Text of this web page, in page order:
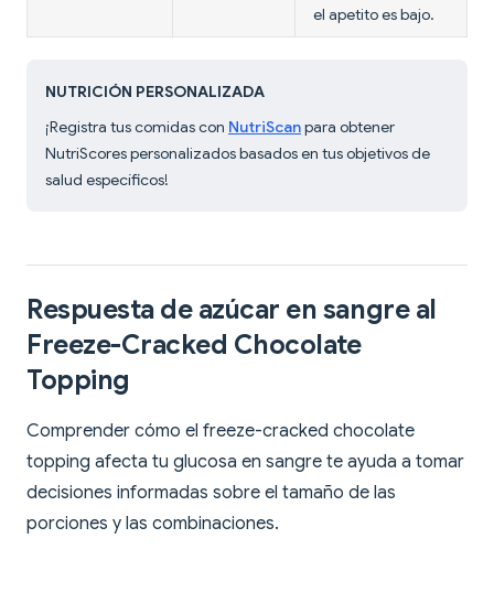
el apetito es bajo.
NUTRICIÓN PERSONALIZADA
¡Registra tus comidas con NutriScanpara obtener
NutriScores personalizados basados en tus objetivos de
salud específicos!
Respuesta de azúcar en sangre al
Freeze-Cracked Chocolate
Topping
Comprender cómo el freeze-cracked chocolate
topping afecta tu glucosa en sangre te ayuda a tomar
decisiones informadas sobre el tamaño de las
porciones y las combinaciones.